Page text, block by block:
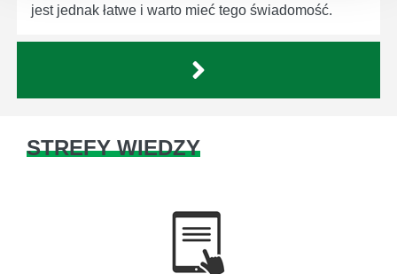
jest jednak łatwe i warto mieć tego świadomość.
STREFY WIEDZY